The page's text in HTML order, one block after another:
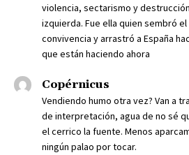
violencia, sectarismo y
izquierda. Fue ella quien sembró
convivencia y arrastró a España
que están haciendo ahora
Copérnicus
Vendiendo humo otra vez? Van a
de interpretación, agua de no sé
el cerrico la fuente. Menos
ningún palao por tocar.